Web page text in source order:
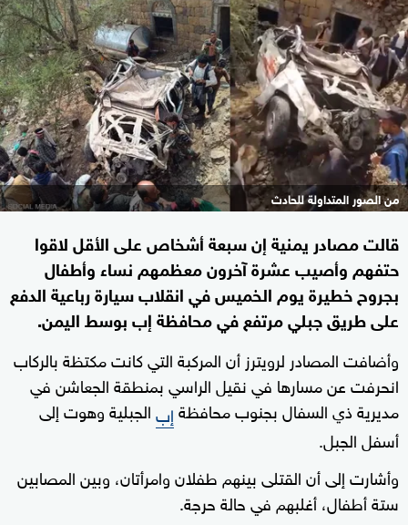
من الصور المتداولة للحادث
قالت مصادر يمنية إن سبعة أشخاص على الأقل لاقوا
حتفهم وأصيب عشرة آخرون معظمهم نساء وأطفال
بجروح خطيرة يوم الخميس في انقلاب سيارة رباعية الدفع
على طريق جبلي مرتفع في محافظة إب بوسط اليمن.
وأضافت المصادر لرويترز أن المركبة التي كانت مكتظة بالركاب
انحرفت عن مسارها في نقيل الراسي بمنطقة الجعاشن في
مديرية ذي السفال بجنوب محافظةإبالجبلية وهوت إلى
أسفل الجبل.
وأشارت إلى أن القتلى بينهم طفلان وامرأتان، وبين المصابين
ستة أطفال، أغلبهم في حالة حرجة.